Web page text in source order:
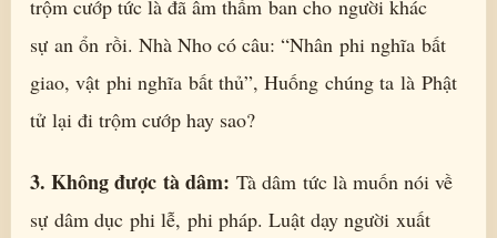
trộm cướp tức là đã âm thầm ban cho người khác
sự an ổn rồi. Nhà Nho có câu: “Nhân phi nghĩa bất
giao, vật phi nghĩa bất thủ”, Huống chúng ta là Phật
tử lại đi trộm cướp hay sao?
3. Không được tà dâm: Tà dâm tức là muốn nói về
sự dâm dục phi lễ, phi pháp. Luật dạy người xuất